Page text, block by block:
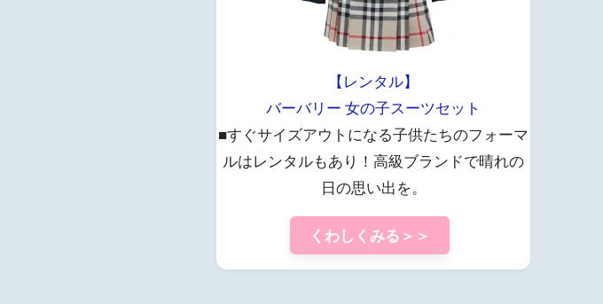
【レンタル】
バーバリー 女の子スーツセット
■すぐサイズアウトになる子供たちのフォーマ
ルはレンタルもあり！高級ブランドで晴れの
日の思い出を。
くわしくみる＞＞